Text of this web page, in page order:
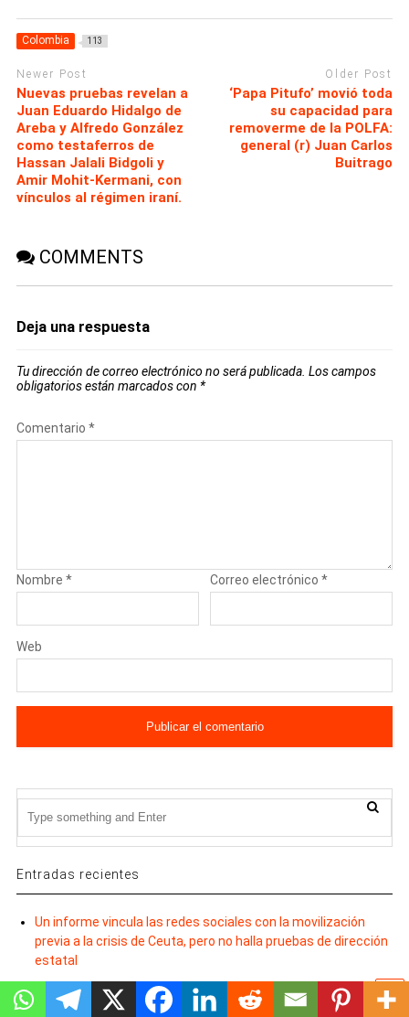
Colombia 113
Newer Post
Nuevas pruebas revelan a
Juan Eduardo Hidalgo de
Areba y Alfredo González
como testaferros de
Hassan Jalali Bidgoli y
Amir Mohit-Kermani, con
vínculos al régimen iraní.
Older Post
‘Papa Pitufo’ movió toda
su capacidad para
removerme de la POLFA:
general (r) Juan Carlos
Buitrago
COMMENTS
Deja una respuesta
Tu dirección de correo electrónico no será publicada. Los campos
obligatorios están marcados con *
Comentario *
Nombre * Correo electrónico*
Web
Entradas recientes
Un informe vincula las redes sociales con la movilización
previa a la crisis de Ceuta, pero no halla pruebas de dirección
estatal
La Vanguardia cita a La Tabla: el despliegue de la Fuerza de
Combate Litoral en Venezuela ya estaba planificado antes